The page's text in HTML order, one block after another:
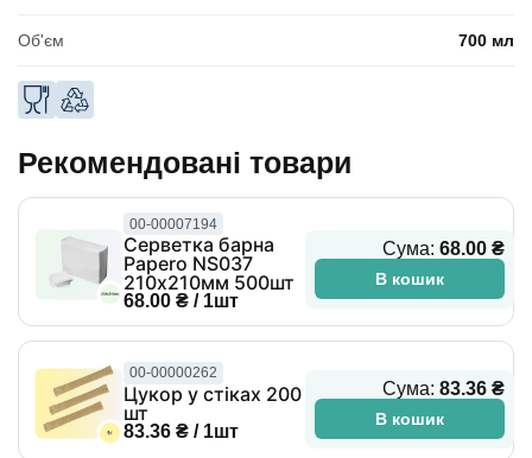
Об'єм 700 мл
Рекомендовані товари
00-00007194
Серветка барна
Papero NS037
210х210мм 500шт
68.00 ₴ / 1шт
Сума: 68.00 ₴
В кошик
00-00000262
Цукор у стіках 200
шт
83.36 ₴ / 1шт
Сума: 83.36 ₴
В кошик